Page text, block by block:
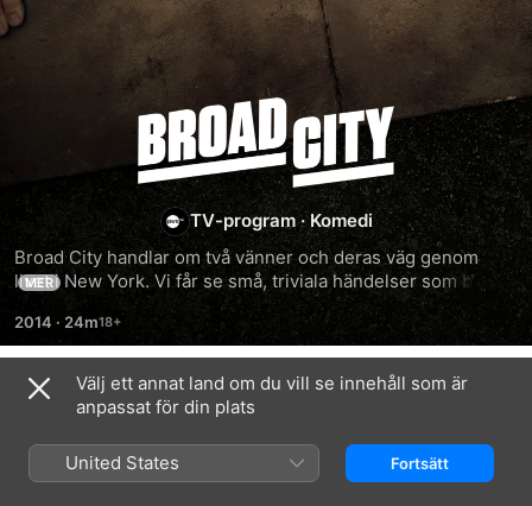
Broad
City
TV-program ·Komedi
Broad City handlar om två vänner och deras väg genom
livet i New York. Vi får se små, triviala händelser som blir
hysteriskt roliga och upprörande på samma gång.
MER
2014 · 24m
Säsong 1
Välj ett annat land om du vill se innehåll som är
anpassat för din plats
United States Fortsätt